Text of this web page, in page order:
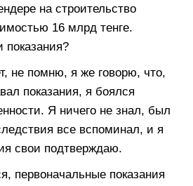
на строительство
16 млрд тенге.
показания?
не помню, я же говорю, что,
показания, я боялся
Я ничего не знал, был
все вспоминал, и я
свои подтверждаю.
первоначальные показания